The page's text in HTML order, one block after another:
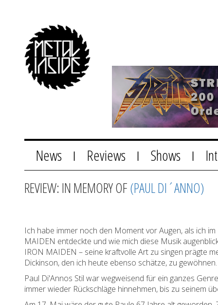
News Reviews Shows
REVIEW: IN MEMORY OF(PAUL DI´ANNO)
Ich habe immer noch den Moment vor Augen, als ich
MAIDEN entdeckte und wie mich diese Musik
IRON MAIDEN – seine kraftvolle Art zu singen prägte
Dickinson, den ich heute ebenso schätze, zu gewöhnen.
Paul Di'Annos Stil war wegweisend für ein ganzes
immer wieder Rückschläge hinnehmen, bis zu seinem